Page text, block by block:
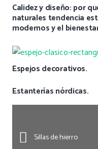
Calidez y diseño: por
naturales tendencia
modernos y el
Espejos decorativos.
Estanterías nórdicas.
Sillas de hierro